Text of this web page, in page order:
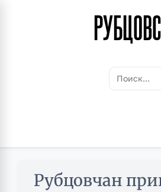
Рубцовчан